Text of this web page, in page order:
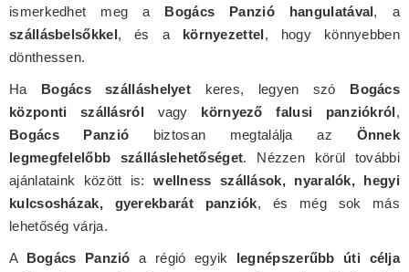
ismerkedhet meg a Bogács Panzió hangulatával, a
szállásbelsőkkel, és a környezettel, hogy könnyebben
dönthessen.
Ha Bogács szálláshelyet keres, legyen szó Bogács
központi szállásról vagy környező falusi panziókról,
Bogács Panzió biztosan megtalálja az Önnek
legmegfelelőbb szálláslehetőséget. Nézzen körül további
ajánlataink között is:wellness szállások, nyaralók, hegyi
kulcsosházak, gyerekbarát panziók, és még sok más
lehetőség várja.
A Bogács Panzió a régió egyik legnépszerűbb úti célja